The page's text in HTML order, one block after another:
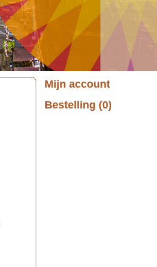
Mijn account
Bestelling (0)